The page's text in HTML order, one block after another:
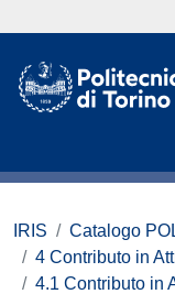
IRIS
Catalogo
4 Contributo in
4.1 Contributo in